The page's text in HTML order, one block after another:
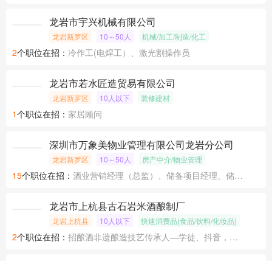
龙岩市宇兴机械有限公司
龙岩新罗区 10～50人 机械/加工/制造/化工
2个职位在招： 冷作工(电焊工）、激光割操作员
龙岩市若水匠造贸易有限公司
龙岩新罗区 10人以下 装修建材
1个职位在招： 家居顾问
深圳市万象美物业管理有限公司龙岩分公司
龙岩新罗区 10～50人 房产中介/物业管理
15个职位在招： 酒业营销经理（总监）、储备项目经理、储备项目经理
龙岩市上杭县古石岩米酒酿制厂
龙岩上杭县 10人以下 快速消费品(食品/饮料/化妆品)
2个职位在招： 招酿酒非遗酿造技艺传承人—学徒、抖音，淘宝、天猫运营店长、